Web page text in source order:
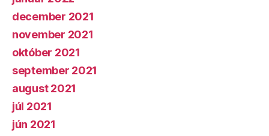
december 2021
november 2021
október 2021
september 2021
august 2021
júl 2021
jún 2021